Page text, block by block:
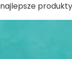
najlepsze